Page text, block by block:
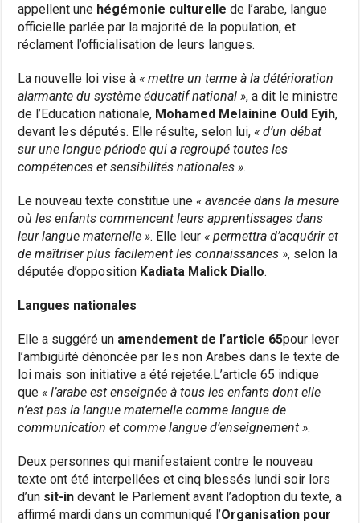
appellent une hégémonie culturelle de l’arabe, langue
officielle parlée par la majorité de la population, et
réclament l’officialisation de leurs langues.
La nouvelle loi vise à « mettre un terme à la détérioration
alarmante du système éducatif national », a dit le ministre
de l’Education nationale, Mohamed Melainine Ould Eyih,
devant les députés. Elle résulte, selon lui, « d’un débat
sur une longue période qui a regroupé toutes les
compétences et sensibilités nationales ».
Le nouveau texte constitue une « avancée dans la mesure
où les enfants commencent leurs apprentissages dans
leur langue maternelle ». Elle leur « permettra d’acquérir et
de maîtriser plus facilement les connaissances », selon la
députée d’opposition Kadiata Malick Diallo.
Langues nationales
Elle a suggéré un amendement de l’article 65pour lever
l’ambigüité dénoncée par les non Arabes dans le texte de
loi mais son initiative a été rejetée.L’article 65 indique
que « l’arabe est enseignée à tous les enfants dont elle
n’est pas la langue maternelle comme langue de
communication et comme langue d’enseignement ».
Deux personnes qui manifestaient contre le nouveau
texte ont été interpellées et cinq blessés lundi soir lors
d’un sit-in devant le Parlement avant l’adoption du texte, a
affirmé mardi dans un communiqué l’Organisation pour